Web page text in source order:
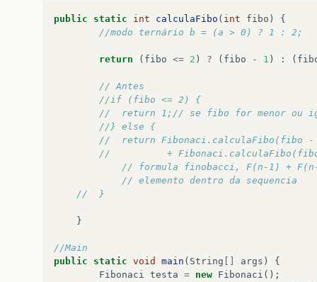
public static int calculaFibo ( int fibo )
{
//modo ternário b = (a > 0) ? 1 : 2;
return ( fibo <= 2 ) ? ( fibo - 1 ) : (
// Antes
//if (fibo <= 2) {
//	return 1;// se fibo for menor ou
//} else {
//	return Fibonaci.calculaFibo(fibo
//			+
// formula finobacci, F(n-1) + F(n-
// elemento dentro da sequencia
//	}
}
//Main
public
static void main ( String args )
{
Fibonaci testa = new Fibonaci ();